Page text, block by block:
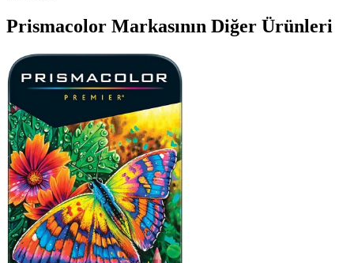
Prismacolor Markasının Diğer Ürünleri